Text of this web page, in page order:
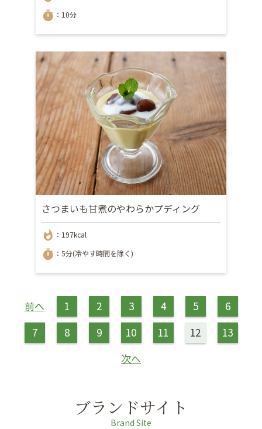
timer ：10分
さつまいも甘煮のやわらかプディング
whatshot ：197kcal
timer ：5分(冷やす時間を除く)
前へ 1 2 3 4 5
6
7
8 9 10 11 12
13
次へ
ブランドサイト
Brand Site